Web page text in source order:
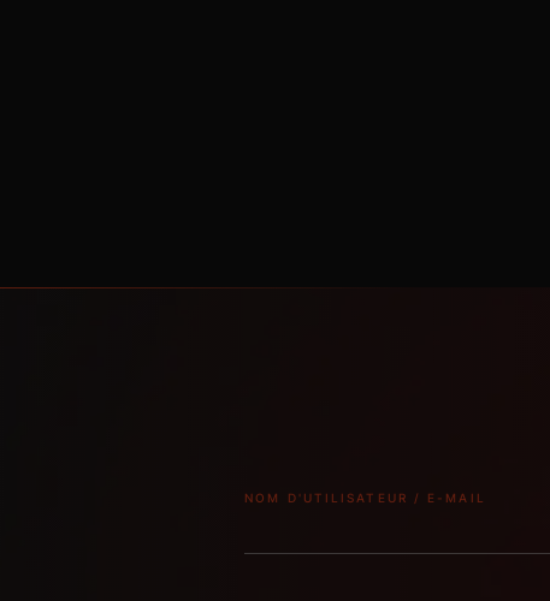
NOM D'UTILISATEUR / E-MAIL